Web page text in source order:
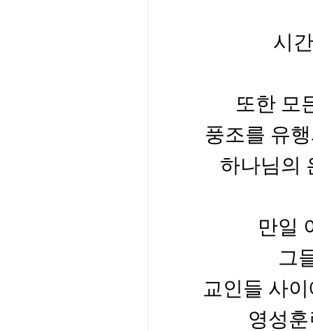
시
또한 모
풍조를 유
하나님의
만일
그
교인들 사
영성